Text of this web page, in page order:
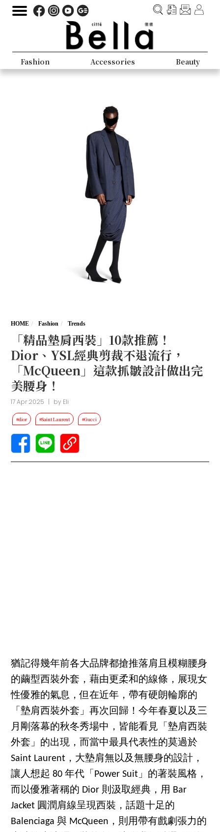
Fashion Accessories Beauty
HOME Fashion Trends
「精品墊肩西裝」10款推薦！
Dior、YSL經典剪裁不退流行，
「McQueen」這款抓皺設計做出完
美腰身！
17 Apr 2025 | by Eli
#dior #Saint Laurent #Gucci
猶記得幾年前各大品牌都搶推落肩且模糊腰身
的繭型西裝外套，藉由更柔和的線條，展現女
性優雅的氣息，但在近年，帶有硬朗輪廓的
「墊肩西裝外套」再次回歸！今年春夏以及三
月剛落幕的秋冬秀場中，皆能看見「墊肩西裝
外套」的出現，而當中最具代表性的莫過於
Saint Laurent，大墊肩無以及無腰身的設計，
讓人想起 80 年代「Power Suit」的著裝風格，
而以優雅著稱的 Dior 則汲取經典，用 Bar
Jacket 圓潤肩線呈現西裝，話題十足的
Balenciaga 與 McQueen，則用帶有戲劇張力的